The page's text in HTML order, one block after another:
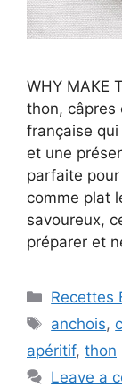
WHY MAKE
thon, câpres
française
et une
parfaite
comme plat
savoureux,
préparer et
Recettes
Tags
anchois,
apéritif, thon
Leave a